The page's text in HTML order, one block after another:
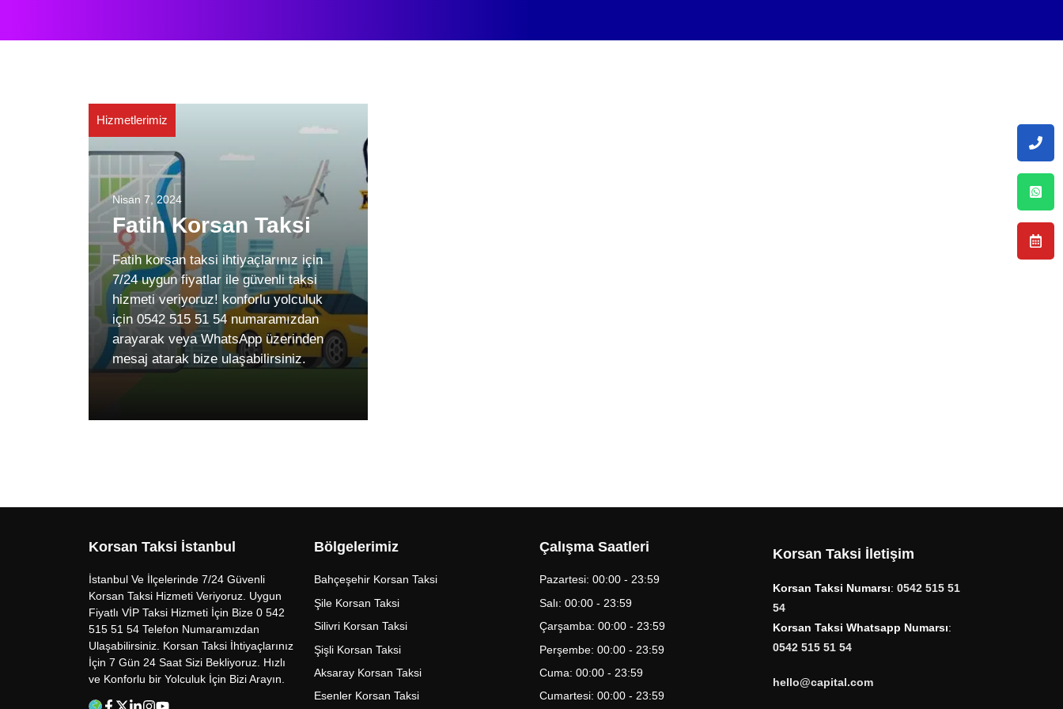
Hizmetlerimiz
Nisan 7, 2024
Fatih Korsan Taksi
Fatih korsan taksi ihtiyaçlarınız için
7/24 uygun fiyatlar ile güvenli taksi
hizmeti veriyoruz! konforlu yolculuk
için 0542 515 51 54 numaramızdan
arayarak veya WhatsApp üzerinden
mesaj atarak bize ulaşabilirsiniz.
Korsan Taksi İstanbul
İstanbul Ve İlçelerinde 7/24 Güvenli
Korsan Taksi Hizmeti Veriyoruz. Uygun
Fiyatlı VİP Taksi Hizmeti İçin Bize 0 542
515 51 54 Telefon Numaramızdan
Ulaşabilirsiniz. Korsan Taksi İhtiyaçlarınız
İçin 7 Gün 24 Saat Sizi Bekliyoruz. Hızlı
ve Konforlu bir Yolculuk İçin Bizi Arayın.
Bölgelerimiz
Bahçeşehir Korsan Taksi
Şile Korsan Taksi
Silivri Korsan Taksi
Şişli Korsan Taksi
Aksaray Korsan Taksi
Esenler Korsan Taksi
Çalışma Saatleri
Pazartesi: 00:00 - 23:59
Salı: 00:00 - 23:59
Çarşamba: 00:00 - 23:59
Perşembe: 00:00 - 23:59
Cuma: 00:00 - 23:59
Cumartesi: 00:00 - 23:59
Korsan Taksi İletişim
Korsan Taksi Numarsı: 0542 515 51
54
Korsan Taksi Whatsapp Numarsı:
0542 515 51 54
hello@capital.com